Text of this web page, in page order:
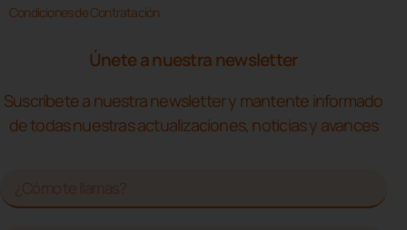
Condiciones de Contratación
Únete a nuestra newsletter
Suscríbete a nuestra newsletter y mantente informado
de todas nuestras actualizaciones, noticias y avances